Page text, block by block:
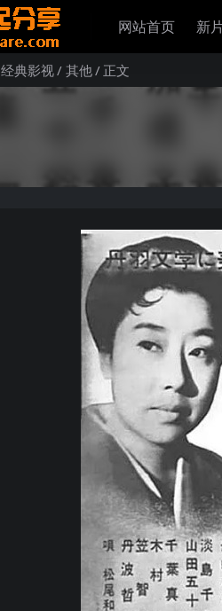
网站首页 新
经典影视 其他 正文